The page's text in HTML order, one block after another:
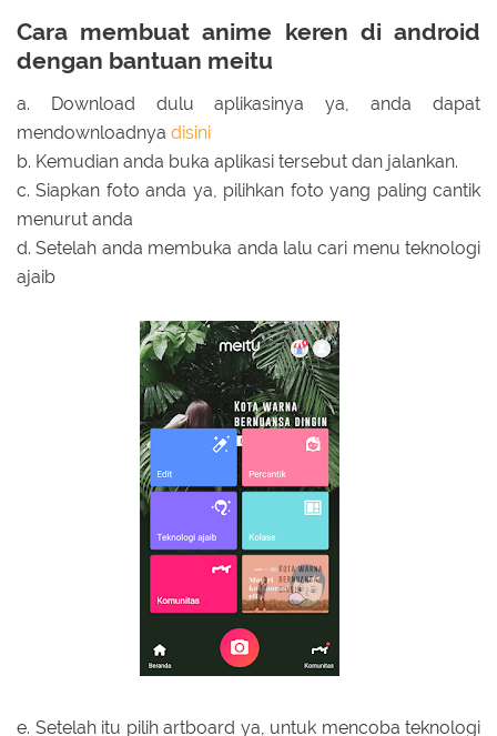
Cara membuat anime keren di android
dengan bantuan meitu
a. Download dulu aplikasinya ya, anda dapat
mendownloadnya disini
b. Kemudian anda buka aplikasi tersebut dan jalankan.
c. Siapkan foto anda ya, pilihkan foto yang paling cantik
menurut anda
d. Setelah anda membuka anda lalu cari menu teknologi
ajaib
e. Setelah itu pilih artboard ya, untuk mencoba teknologi